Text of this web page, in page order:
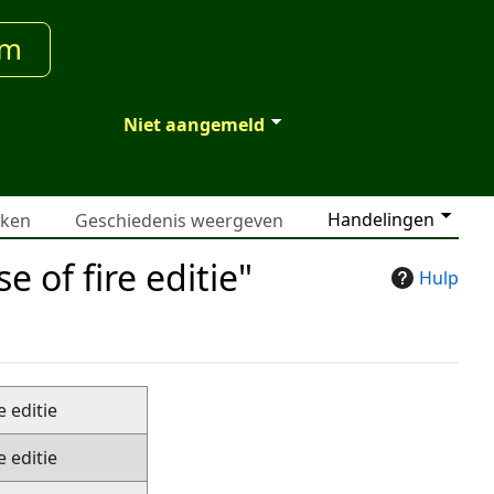
Niet aangemeld
Handelingen
Geschiedenis weergeven
Hulp
of fire editie"
editie
editie